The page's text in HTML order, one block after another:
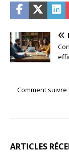
Comment
ARTICLES